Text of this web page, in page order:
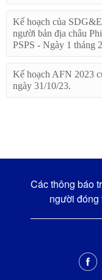
Kế hoạch của
người bản địa châu
PSPS - Ngày 1 tháng
Kế hoạch AFN 2023
ngày 31/10/23.
Các thông báo
người đóng